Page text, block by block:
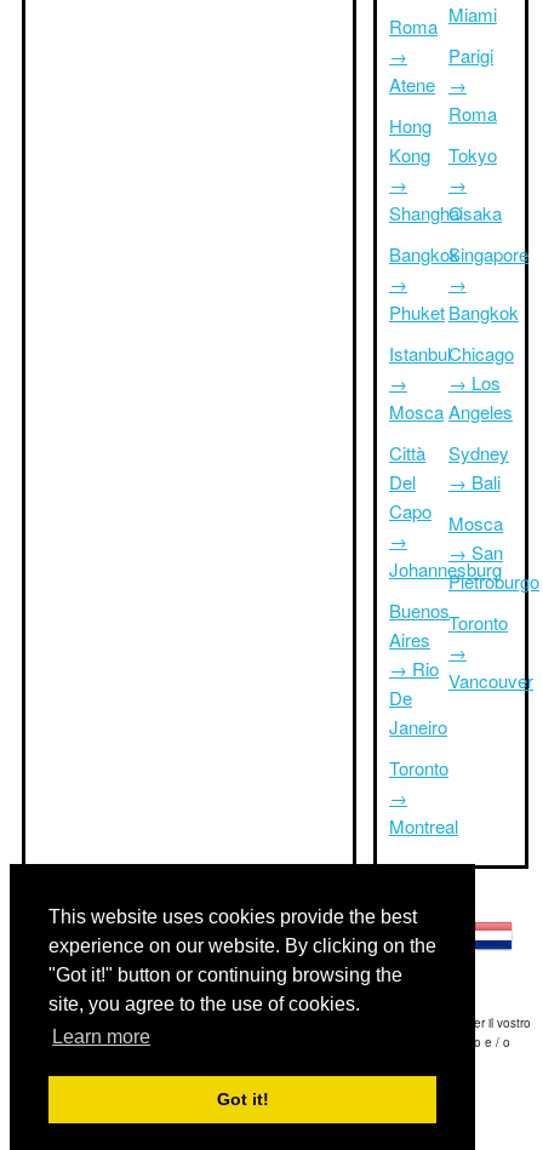
This website uses cookies provide the best
experience on our website. By clicking on the
"Got it!" button or continuing browsing the
site, you agree to the use of cookies.
Learn more
Got it!
Roma
→
Atene
Hong
Kong
→
Shanghai
Bangkok
→
Phuket
Istanbul
→
Mosca
Città
Del
Capo
→
Johannesburg
Buenos
Aires
→ Rio
De
Janeiro
Toronto
→
Montreal
Miami
Parigi
→
Roma
Tokyo
→
Osaka
Singapore
→
Bangkok
Chicago
→ Los
Angeles
Sydney
→ Bali
Mosca
→ San
Pietroburgo
Toronto
→
Vancouver
Disclaimer: Le informazioni visualizzate su questo sito è la nostra migliore stima e per il vostro
riferimento soltanto.Triptimeto.com non è responsabile di eventuali ritardi viaggio e / o